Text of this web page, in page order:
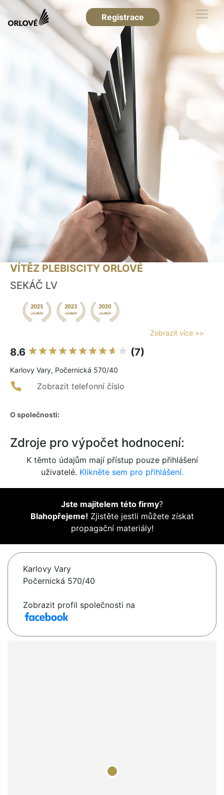
Registrace
VÍTĚZ PLEBISCITY ORLOVÉ
SEKÁČ LV
Zobrazit více >>
8.6 (7)
Karlovy Vary, Počernická 570/40
Zobrazit telefonní číslo
O společnosti:
Zdroje pro výpočet hodnocení:
K těmto údajům mají přístup pouze přihlášení
uživatelé. Klikněte sem pro přihlášení.
Jste majitelem této firmy?
Blahopřejeme! Zjistěte jestli můžete získat
propagační materiály!
Karlovy Vary
Počernická 570/40
Zobrazit profil společnosti na